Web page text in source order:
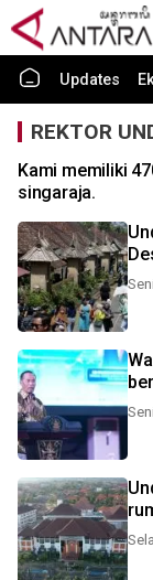
Updates
REKTOR
Kami memiliki
singaraja.